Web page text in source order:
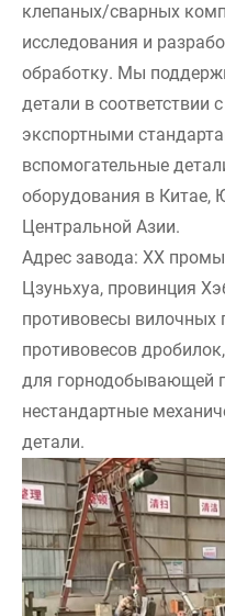
клепаных/сварных
исследования и
обработку. Мы
детали в соответствии
экспортными
вспомогательные
оборудования в Китае,
Центральной Азии.
Адрес завода: XX
Цзуньхуа, провинция
противовесы вилочных
противовесов
для горнодобывающей
нестандартные
детали.